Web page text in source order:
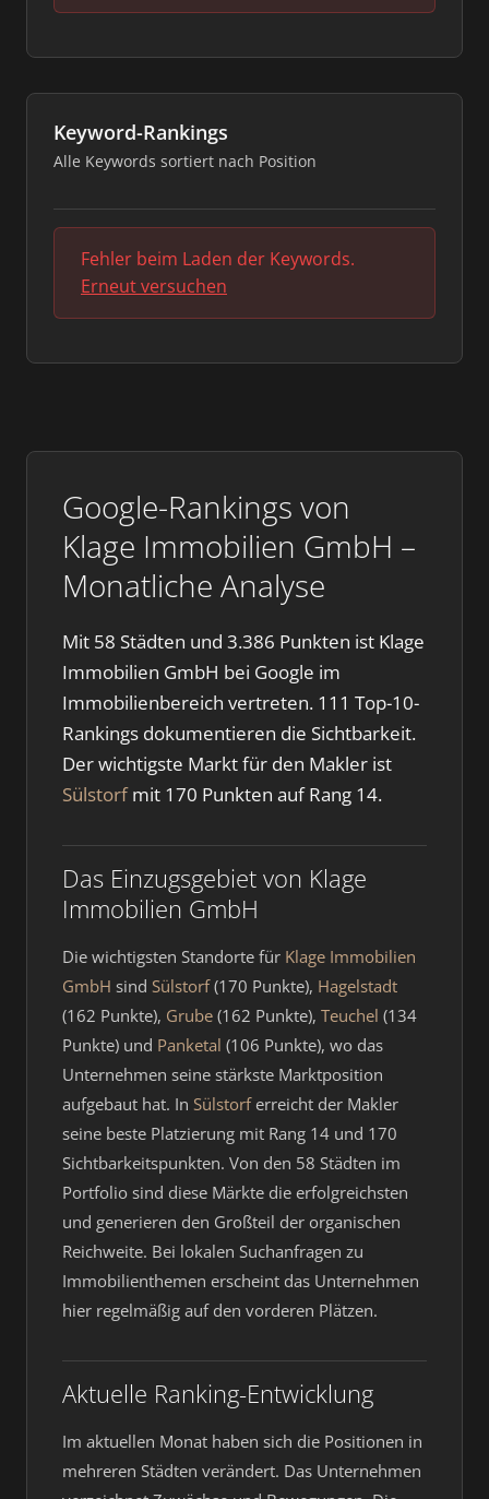
Google-Rankings von
Klage Immobilien GmbH –
Monatliche Analyse
Mit 58 Städten und 3.386 Punkten ist Klage
Immobilien GmbH bei Google im
Immobilienbereich vertreten. 111 Top-10-
Rankings dokumentieren die Sichtbarkeit.
Der wichtigste Markt für den Makler ist
Sülstorfmit 170 Punkten auf Rang 14.
Das Einzugsgebiet von Klage
Immobilien GmbH
Die wichtigsten Standorte für Klage Immobilien
GmbH sind Sülstorf(170 Punkte), Hagelstadt
(162 Punkte), Grube (162 Punkte), Teuchel (134
Punkte) und Panketal (106 Punkte), wo das
Unternehmen seine stärkste Marktposition
aufgebaut hat. In Sülstorferreicht der Makler
seine beste Platzierung mit Rang 14 und 170
Sichtbarkeitspunkten. Von den 58 Städten im
Portfolio sind diese Märkte die erfolgreichsten
und generieren den Großteil der organischen
Reichweite. Bei lokalen Suchanfragen zu
Immobilienthemen erscheint das Unternehmen
hier regelmäßig auf den vorderen Plätzen.
Aktuelle Ranking-Entwicklung
Im aktuellen Monat haben sich die Positionen in
mehreren Städten verändert. Das Unternehmen
Keyword-Rankings
Alle Keywords sortiert nach Position
Fehler beim Laden der Keywords.
Erneut versuchen